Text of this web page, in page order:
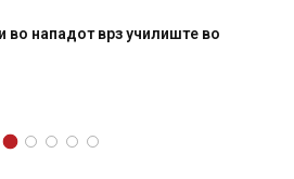
им веруваат на генералите